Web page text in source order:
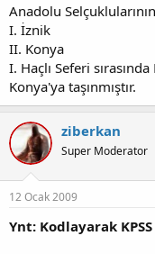
Anadolu
I. İznik
II. Konya
I. Haçlı Seferi
Konya'ya taşınmıştır.
ziberkan
Super Moderator
12 Ocak 2009
Ynt: Kodlayarak